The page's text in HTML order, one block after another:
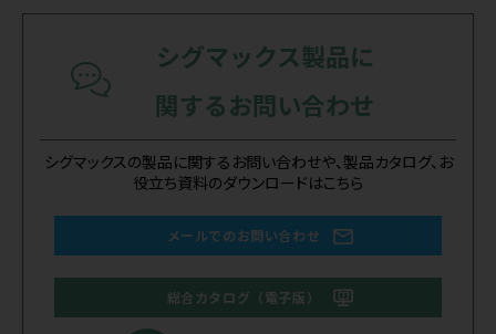
シグマックス製品に
関するお問い合わせ
シグマックスの製品に関するお問い合わせや、製品カタログ、お
役立ち資料のダウンロードはこちら
メールでのお問い合わせ
総合カタログ（電子版）